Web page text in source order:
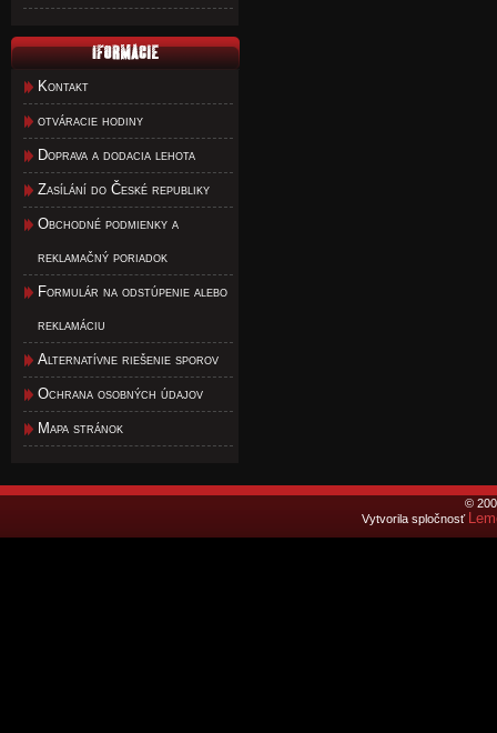
Kontakt
otváracie hodiny
Doprava a dodacia lehota
Zasílání do České republiky
Obchodné podmienky a
reklamačný poriadok
Formulár na odstúpenie alebo
reklamáciu
Alternatívne riešenie sporov
Ochrana osobných údajov
Mapa stránok
©
Vytvorila spločnosť